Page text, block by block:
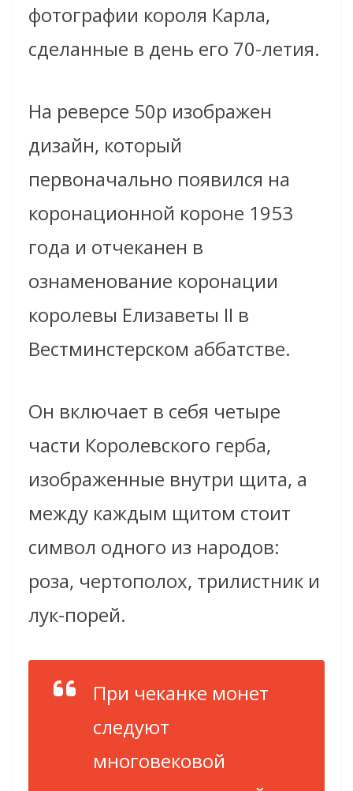
фотографии короля Карла,
сделанные в день его 70-летия.
На реверсе 50p изображен
дизайн, который
первоначально появился на
коронационной короне 1953
года и отчеканен в
ознаменование коронации
королевы Елизаветы II в
Вестминстерском аббатстве.
Он включает в себя четыре
части Королевского герба,
изображенные внутри щита, а
между каждым щитом стоит
символ одного из народов:
роза, чертополох, трилистник и
лук-порей.
При чеканке монет
следуют
многовековой